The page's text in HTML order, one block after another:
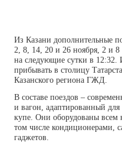
Из Казани дополнительные
2, 8, 14, 20 и 26 ноября, 2 и
на следующие сутки в 12:32.
прибывать в столицу
Казанского региона ГЖД.
В составе поездов –
и вагон, адаптированный
купе. Они оборудованы всем
том числе кондиционерами,
гаджетов.